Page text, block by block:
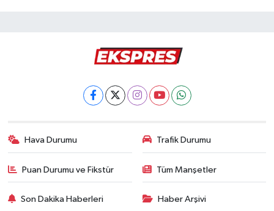
Hava Durumu Trafik Durumu
Puan Durumu ve Fikstür Tüm Manşetler
Son Dakika Haberleri Haber Arşivi